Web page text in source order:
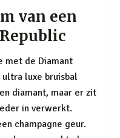
van een
met de Diamant
ultra luxe bruisbal
diamant, maar er zit
in verwerkt.
champagne geur.